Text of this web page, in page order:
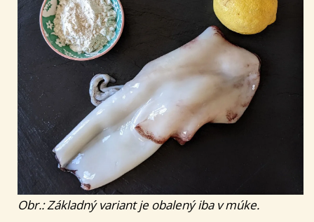
Obr.:Základný variant je obalený iba v múke.